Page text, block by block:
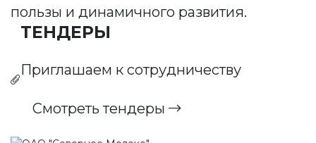
пользы и динамичного развития.
ТЕНДЕРЫ
Приглашаем к сотрудничеству
Смотреть тендеры